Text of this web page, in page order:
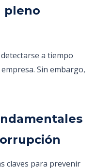
pleno
a tiempo
Sin embargo,
claves para prevenir